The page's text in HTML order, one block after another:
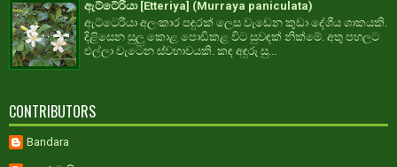
ඇට්ටේරියා [Etteriya] (Murraya paniculata)
ඇට්ටෙරියා අලංකාර පඳුරක් ලෙස වැඩෙන කුඩා දේශීය ශාකයකි.
දිළිසෙන සුලු කොළ පොඩිකළ විට සුවඳක් නික්මේ. අතු පහලට
එල්ලා වැටෙන ස්වභාවයකි. කඳ අඳුරු සු...
CONTRIBUTORS
Bandara